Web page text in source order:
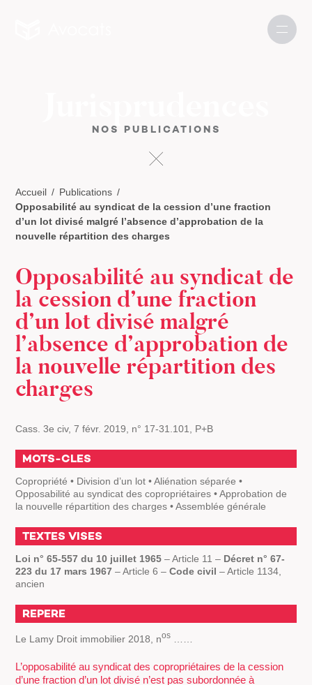
NOS PUBLICATIONS
Accueil
Publications
Opposabilité au syndicat de la cession d’une fraction
d’un lot divisé malgré l’absence d’approbation de la
nouvelle répartition des charges
Opposabilité au syndicat de
la cession d’une fraction
d’un lot divisé malgré
l’absence d’approbation de
la nouvelle répartition des
charges
Cass. 3e civ, 7 févr. 2019, n° 17-31.101, P+B
MOTS-CLES
Copropriété • Division d’un lot • Aliénation séparée •
Opposabilité au syndicat des copropriétaires • Approbation de
la nouvelle répartition des charges • Assemblée générale
TEXTES VISES
Loi n° 65-557 du 10 juillet 1965 – Article 11 – Décret n° 67-
223 du 17 mars 1967 – Article 6 –Code civil – Article 1134,
ancien
REPERE
Le Lamy Droit immobilier 2018, nos
L’opposabilité au syndicat des copropriétaires de la cession
d’une fraction d’un lot divisé n’est pas subordonnée à